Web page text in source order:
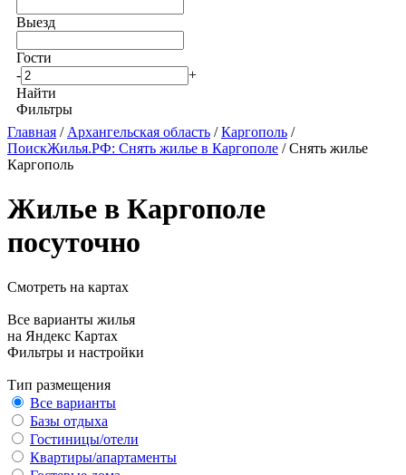
Выезд
Гости
-
+
Найти
Фильтры
Главная / Архангельская область /Каргополь /
ПоискЖилья.РФ: Снять жилье в Каргополе / Снять жилье
Каргополь
Жилье в Каргополе
посуточно
Смотреть на картах
Все варианты жилья
на Яндекс Картах
Фильтры и настройки
Тип размещения
Все варианты
Базы отдыха
Гостиницы/отели
Квартиры/апартаменты